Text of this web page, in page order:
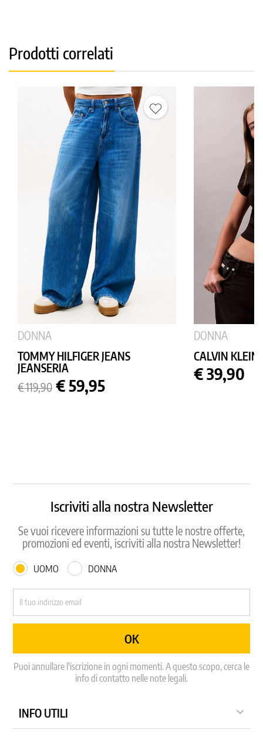
Prodotti correlati
DONNA
TOMMY HILFIGER JEANS
JEANSERIA
Prezzo
base
€ 119,90 Prezzo
€ 59,95
DONNA
CALVIN KLEIN
Prezzo
€ 39,90
Iscriviti alla nostra Newsletter
Se vuoi ricevere informazioni su tutte le nostre offerte,
promozioni ed eventi, iscriviti alla nostra Newsletter!
UOMO DONNA
Puoi annullare l'iscrizione in ogni momenti. A questo scopo, cerca le
info di contatto nelle note legali.
INFO UTILI 